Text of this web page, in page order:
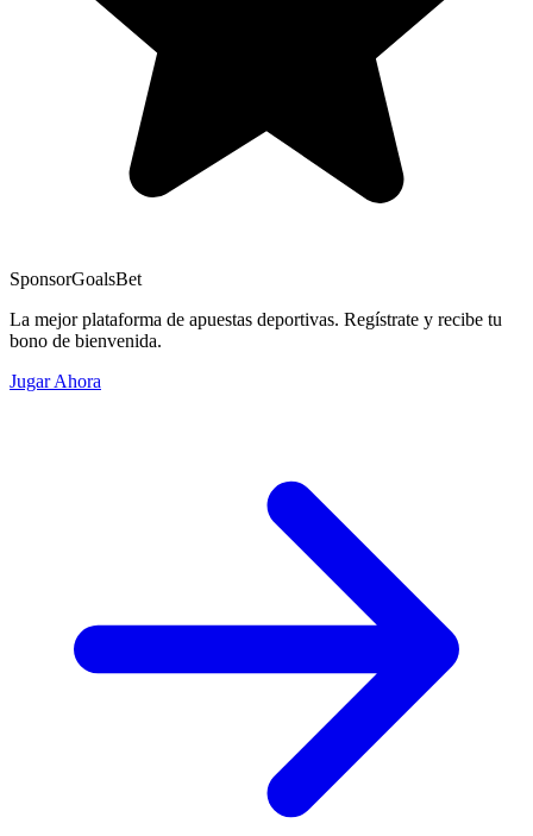
SponsorGoalsBet
La mejor plataforma de apuestas deportivas. Regístrate y recibe tu
bono de bienvenida.
Jugar Ahora